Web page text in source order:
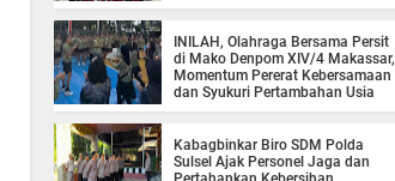
INILAH, Olahraga Bersama Persit
di Mako Denpom XIV/4 Makassar,
Momentum Pererat Kebersamaan
dan Syukuri Pertambahan Usia
Kabagbinkar Biro SDM Polda
Sulsel Ajak Personel Jaga dan